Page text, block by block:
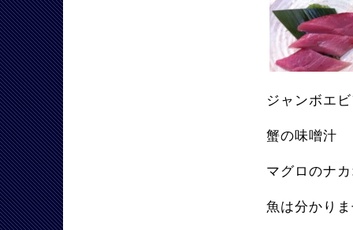
ジャンボエ
蟹の味噌汁
マグロのナ
魚は分かり